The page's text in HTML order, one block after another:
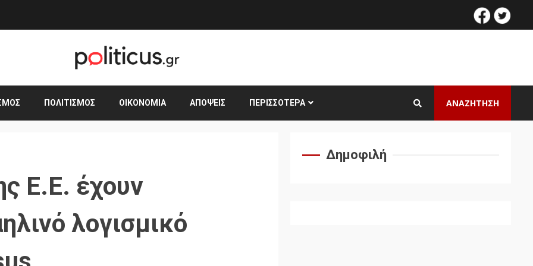
facebook
ΠΟΛΙΤΙΣΜΌΣ ΟΙΚΟΝΟΜΊΑ ΑΠΌΨΕΙΣ ΠΕΡΙΣΣΌΤΕΡΑ ΑΝΑΖΗΤΗΣΗ
Ε.Ε. έχουν
λογισμικό
Δημοφιλή